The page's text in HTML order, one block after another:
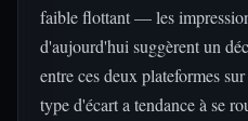
faible flottant — les
d'aujourd'hui suggèrent un
entre ces deux plateformes
type d'écart a tendance à se